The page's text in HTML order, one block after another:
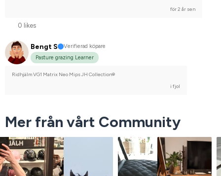
för 2 år sen
0 likes
Bengt S
Verifierad köpare
Pasture grazing Learner
Ridhjälm VG1 Matrix Neo Mips JH Collection®
i fjol
Mer från vårt Community